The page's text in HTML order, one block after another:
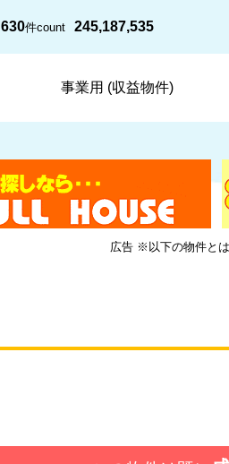
630件count 245,187,535
事業用 (収益物件)
広告 ※以下の物件とは